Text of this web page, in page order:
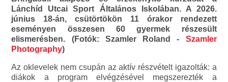
Lánchíd Utcai Sport Általános Iskolában. A 2026.
június 18-án, csütörtökön 11 órakor rendezett
eseményen összesen 60 gyermek részesült
elismerésben. (Fotók: Szamler Roland - Szamler
Photography)
Az oklevelek nem csupán az aktív részvételt igazolták: a
diákok a program elvégzésével megszerezték a